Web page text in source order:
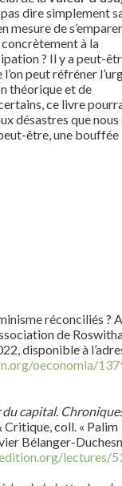
dire simplement
mesure de
à la
? Il y a peut-
peut réfréner
théorique et de
ce livre
désastres que nous
être, une bouffée
réconciliés ?
de
disponible à
oeconomia/
du capital.
Critique, coll. « Palim
Bélanger-
lectures/